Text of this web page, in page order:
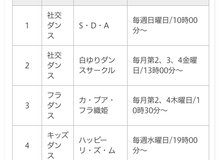
1
社交
ダン
ス
S・D・A
毎週日曜日/10時00
分～
2
社交
ダン
ス
白ゆりダン
スサークル
毎月第2、3、4金曜
日/13時00分～
3
フラ
ダン
ス
カ・プア・
フラ織姫
毎月第2、4木曜日/1
0時30分～
4
キッズ
ダン
ス
ハッピー
リ・ズ・ム
毎週水曜日/19時00
分～